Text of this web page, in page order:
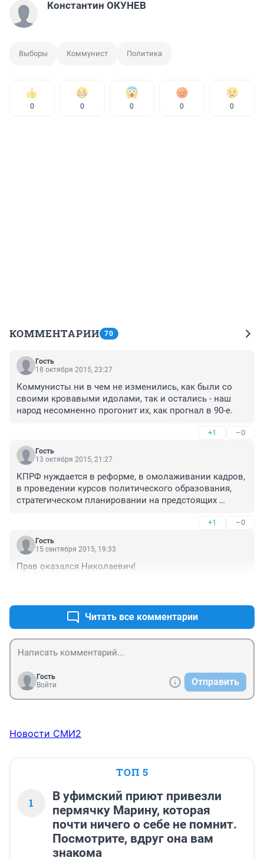
Константин ОКУНЕВ
Выборы Коммунист Политика
0 0 0 0 0
КОММЕНТАРИИ 70
Гость
18 октября 2015, 23:27
Коммунисты ни в чем не изменились, как были со
своими кровавыми идолами, так и остались - наш
народ несомненно прогонит их, как прогнал в 90-е.
+1 –0
Гость
13 октября 2015, 21:27
КПРФ нуждается в реформе, в омолаживании кадров,
в проведении курсов политического образования,
стратегическом планировании на предстоящих
Россия - 30% КПРФ-30% ЛДПР-10% "карлики". Пора
добиться упразднения диктата "Единой России".
+1 –0
Гость
15 сентября 2015, 19:33
Прав оказался Николаевич!
Читать все комментарии
Гость
Войти
Отправить
Новости СМИ2
ТОП 5
1
В уфимский приют привезли
пермячку Марину, которая
почти ничего о себе не помнит.
Посмотрите, вдруг она вам
знакома